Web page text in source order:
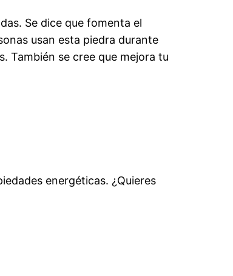
Se dice que fomenta el
usan esta piedra durante
También se cree que mejora tu
energéticas. ¿Quieres